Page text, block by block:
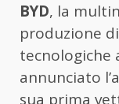
BYD, la
produzione
tecnologiche
annunciato
sua prima